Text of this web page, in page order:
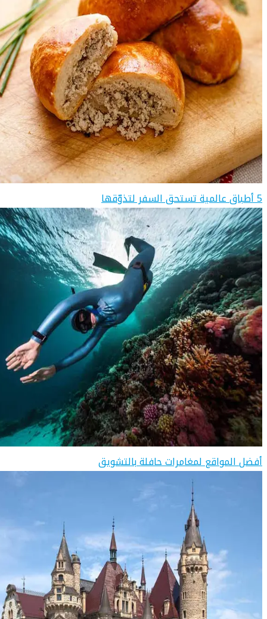
5 أطباق عالمية تستحق السفر لتذوّقها
أفضل المواقع لمغامرات حافلة بالتشويق